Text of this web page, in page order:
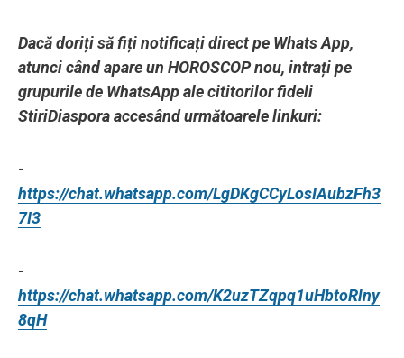
Dacă doriți să fiți notificați direct pe Whats App,
atunci când apare un HOROSCOP nou, intrați pe
grupurile de WhatsApp ale cititorilor fideli
StiriDiaspora accesând următoarele linkuri:
-
https://chat.whatsapp.com/LgDKgCCyLosIAubzFh3
7I3
-
https://chat.whatsapp.com/K2uzTZqpq1uHbtoRlny
8qH